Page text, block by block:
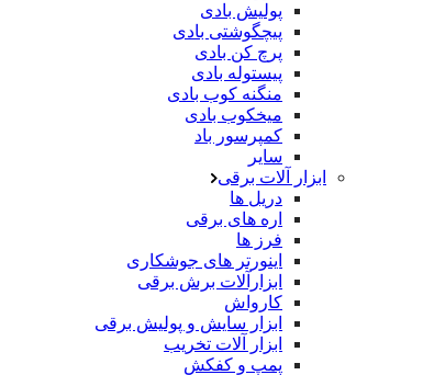
پولیش بادی
پیچگوشتی بادی
پرچ کن بادی
پیستوله بادی
منگنه کوب بادی
میخکوب بادی
کمپرسور باد
سایر
ابزار آلات برقی
دریل ها
اره های برقی
فرز ها
اینورتر های جوشکاری
ابزارآلات برش برقی
کارواش
ابزار سایش و پولیش برقی
ابزار آلات تخریب
پمپ و کفکش